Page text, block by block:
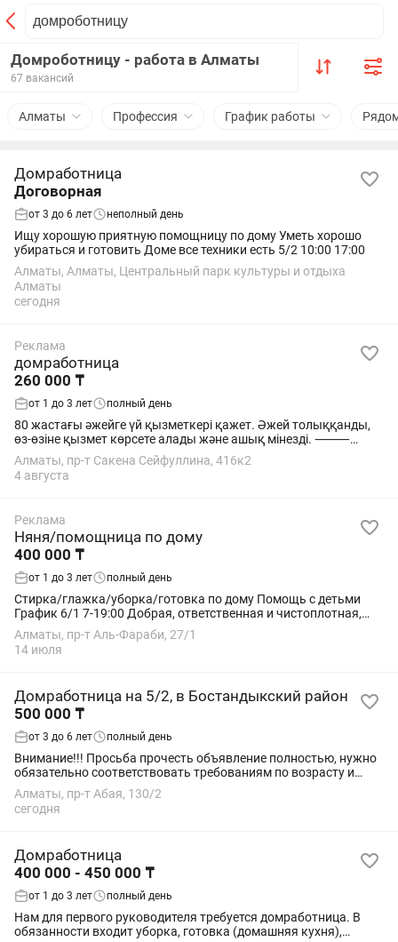
Домроботницу - работа в Алматы
67 вакансий
Алматы Профессия График работы
Домработница
Договорная
от 3 до 6 лет неполный день
Ищу хорошую приятную помощницу по дому Уметь хорошо
убираться и готовить Доме все техники есть 5/2 10:00 17:00
Алматы, Алматы, Центральный парк культуры и отдыха
Алматы
сегодня
Реклама
домработница
260 000 ₸
от 1 до 3 лет полный день
80 жастағы әжейге үй қызметкері қажет. Әжей толыққанды,
өз-өзіне қызмет көрсете алады және ашық мінезді. ⸻
Міндеттері: •күнделікті түскі ас дайындау; •аптасына 3 рет
ылғалды тазалау; •әңгімелесу,...
Алматы, пр-т Сакена Сейфуллина, 416к2
4 августа
Реклама
Няня/помощница по дому
400 000 ₸
от 1 до 3 лет полный день
Стирка/глажка/уборка/готовка по дому Помощь с детьми
График 6/1 7-19:00 Добрая, ответственная и чистоплотная,
стрессоустойчивая Возраст от 30 до 50лет Оплачиваемые
задержки 2000тг/ч
Алматы, пр-т Аль-Фараби, 27/1
14 июля
Домработница на 5/2, в Бостандыкский район
500 000 ₸
от 3 до 6 лет полный день
Внимание!!! Просьба прочесть объявление полностью, нужно
обязательно соответствовать требованиям по возрасту и
месту проживания, а так же наличию рекомендаций!
Требуется домработница в семью, на...
Алматы, пр-т Абая, 130/2
сегодня
Домработница
400 000 - 450 000 ₸
от 1 до 3 лет полный день
Нам для первого руководителя требуется домработница. В
обязанности входит уборка, готовка (домашняя кухня),